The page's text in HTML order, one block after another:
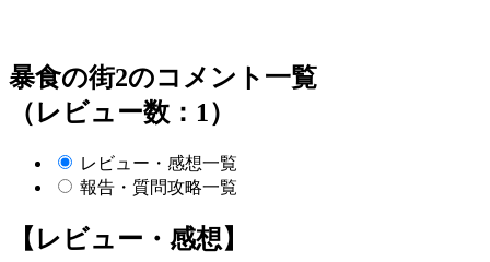
暴食の街2のコメント一覧
（レビュー数：1）
レビュー・感想一覧
報告・質問攻略一覧
【レビュー・感想】